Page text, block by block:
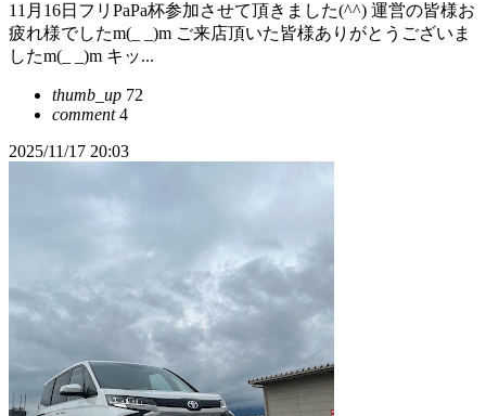
11月16日フリPaPa杯参加させて頂きました(^^) 運営の皆様お
疲れ様でしたm(_ _)m ご来店頂いた皆様ありがとうございま
したm(_ _)m キッ...
thumb_up 72
comment4
2025/11/17 20:03